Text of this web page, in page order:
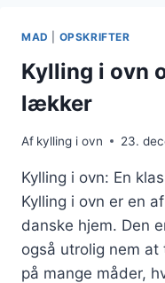
FOR
SMAGFULD
RET
MAD OPSKRIFTER
Kylling i ovn
lækker
Af kylling i ovn 23.
Kylling i ovn: En
Kylling i ovn er en
danske hjem. Den
også utrolig nem
på mange måder,